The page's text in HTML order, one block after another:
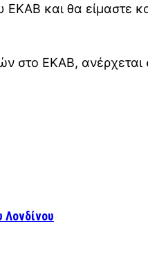
ΕΚΑΒ και θα
στο ΕΚΑΒ,
Λονδίνου